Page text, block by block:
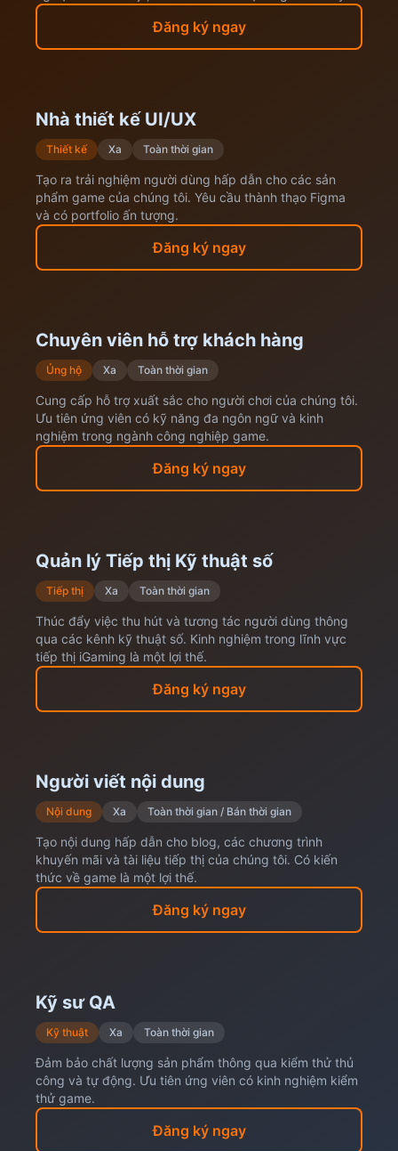
Đăng ký ngay
Nhà thiết kế UI/UX
Thiết kế Xa Toàn thời gian
Tạo ra trải nghiệm người dùng hấp dẫn cho các sản
phẩm game của chúng tôi. Yêu cầu thành thạo Figma
và có portfolio ấn tượng.
Đăng ký ngay
Chuyên viên hỗ trợ khách hàng
Ủng hộ Xa Toàn thời gian
Cung cấp hỗ trợ xuất sắc cho người chơi của chúng tôi.
Ưu tiên ứng viên có kỹ năng đa ngôn ngữ và kinh
nghiệm trong ngành công nghiệp game.
Đăng ký ngay
Quản lý Tiếp thị Kỹ thuật số
Tiếp thị Xa Toàn thời gian
Thúc đẩy việc thu hút và tương tác người dùng thông
qua các kênh kỹ thuật số. Kinh nghiệm trong lĩnh vực
tiếp thị iGaming là một lợi thế.
Đăng ký ngay
Người viết nội dung
Nội dung Xa Toàn thời gian / Bán thời gian
Tạo nội dung hấp dẫn cho blog, các chương trình
khuyến mãi và tài liệu tiếp thị của chúng tôi. Có kiến
thức về game là một lợi thế.
Đăng ký ngay
Kỹ sư QA
Kỹ thuật Xa Toàn thời gian
Đảm bảo chất lượng sản phẩm thông qua kiểm thử thủ
công và tự động. Ưu tiên ứng viên có kinh nghiệm kiểm
thử game.
Đăng ký ngay